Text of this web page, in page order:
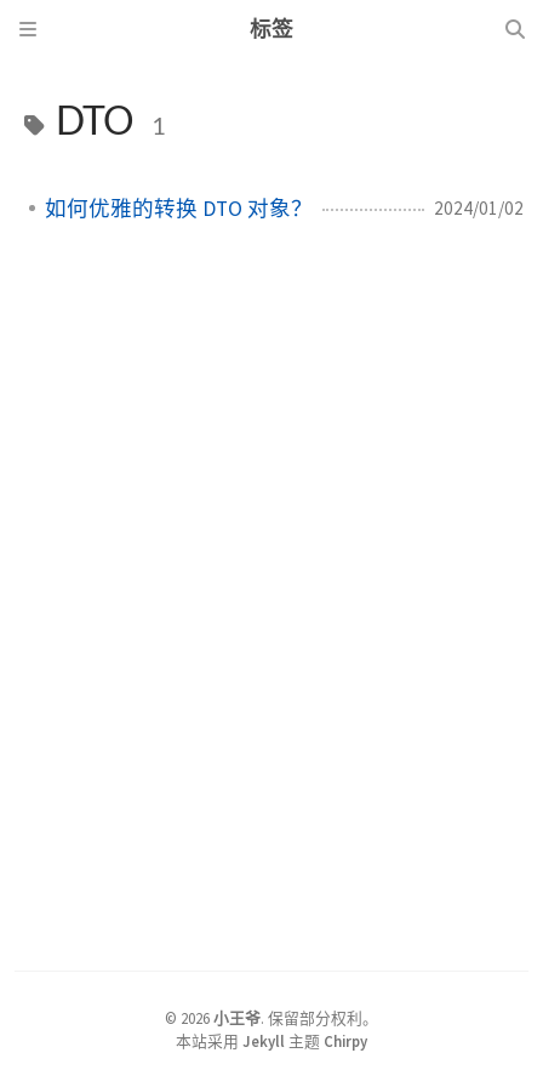
标签
DTO 1
如何优雅的转换 DTO 对象？ 2024/01/02
© 2026小王爷. 保留部分权利。
本站采用 Jekyll 主题 Chirpy